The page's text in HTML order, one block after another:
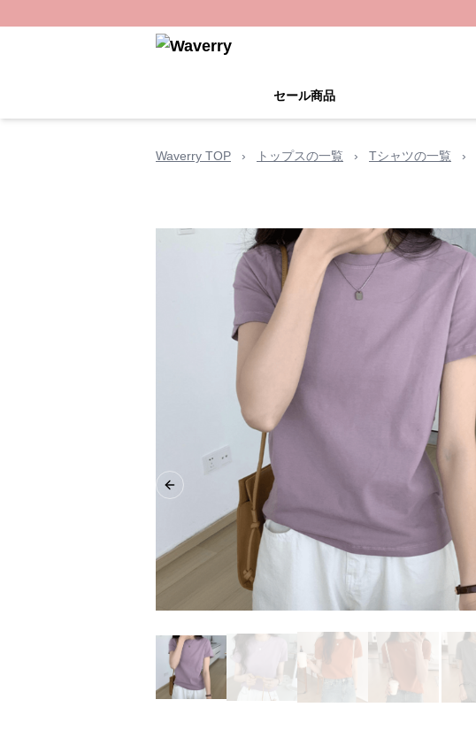
セール商品
Waverry TOP › トップスの一覧 › Tシャツの一覧 ›
Previous slide